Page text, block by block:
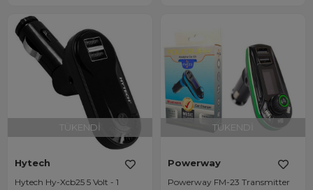
TÜKENDI
Hytech
Hytech Hy-Xcb25 5 Volt - 1
TÜKENDI
Powerway
Powerway FM-23 Transmitter